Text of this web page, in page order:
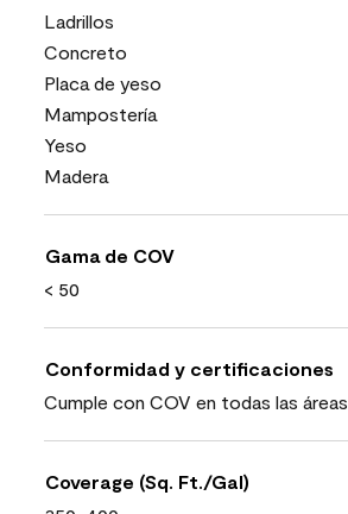
Ladrillos
Concreto
Placa de yeso
Mampostería
Yeso
Madera
Gama de COV
< 50
Conformidad y certificaciones
Cumple con COV en todas las áreas
Coverage (Sq. Ft./Gal)